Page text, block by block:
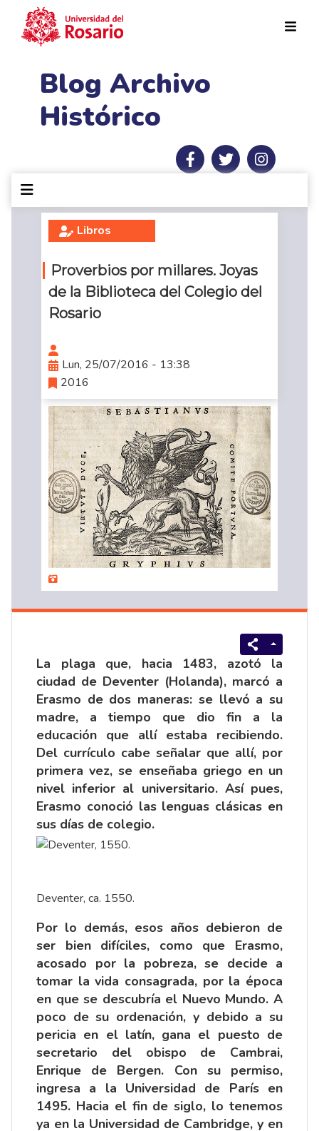
Blog Archivo
Histórico
Libros
Proverbios por millares. Joyas
de la Biblioteca del Colegio del
Rosario
Lun, 25/07/2016 - 13:38
2016
La plaga que, hacia 1483, azotó la
ciudad de Deventer (Holanda), marcó a
Erasmo de dos maneras: se llevó a su
madre, a tiempo que dio fin a la
educación que allí estaba recibiendo.
Del currículo cabe señalar que allí, por
primera vez, se enseñaba griego en un
nivel inferior al universitario. Así pues,
Erasmo conoció las lenguas clásicas en
sus días de colegio.
Deventer, ca. 1550.
Por lo demás, esos años debieron de
ser bien difíciles, como que Erasmo,
acosado por la pobreza, se decide a
tomar la vida consagrada, por la época
en que se descubría el Nuevo Mundo. A
poco de su ordenación, y debido a su
pericia en el latín, gana el puesto de
secretario del obispo de Cambrai,
Enrique de Bergen. Con su permiso,
ingresa a la Universidad de París en
1495. Hacia el fin de siglo, lo tenemos
ya en la Universidad de Cambridge, y en